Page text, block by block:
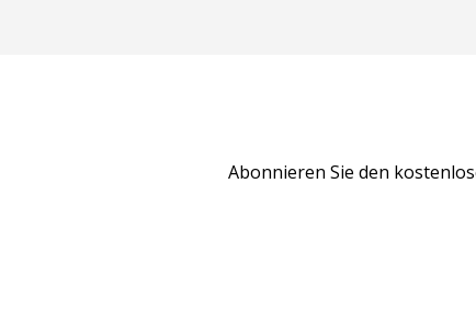
Abonnieren Sie den